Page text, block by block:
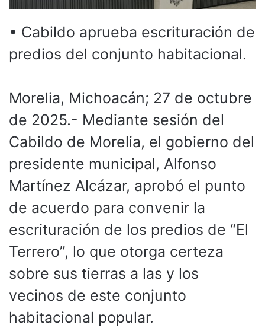
• Cabildo aprueba escrituración de
predios del conjunto habitacional.
Morelia, Michoacán; 27 de octubre
de 2025.- Mediante sesión del
Cabildo de Morelia, el gobierno del
presidente municipal, Alfonso
Martínez Alcázar, aprobó el punto
de acuerdo para convenir la
escrituración de los predios de “El
Terrero”, lo que otorga certeza
sobre sus tierras a las y los
vecinos de este conjunto
habitacional popular.